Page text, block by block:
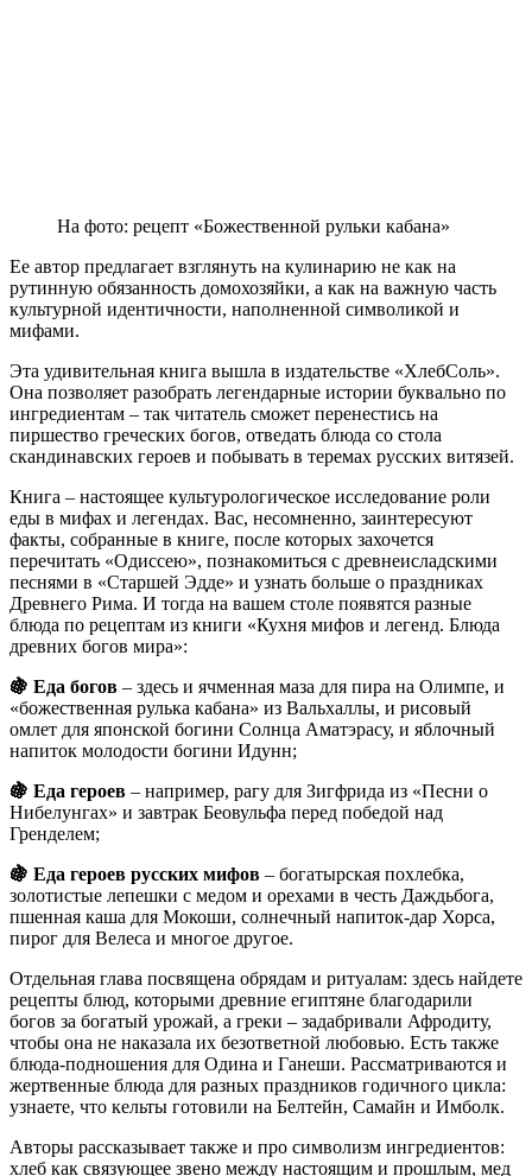
На фото: рецепт «Божественной рульки кабана»
Ее автор предлагает взглянуть на кулинарию не как на
рутинную обязанность домохозяйки, а как на важную часть
культурной идентичности, наполненной символикой и
мифами.
Эта удивительная книга вышла в издательстве «ХлебСоль».
Она позволяет разобрать легендарные истории буквально по
ингредиентам – так читатель сможет перенестись на
пиршество греческих богов, отведать блюда со стола
скандинавских героев и побывать в теремах русских витязей.
Книга – настоящее культурологическое исследование роли
еды в мифах и легендах. Вас, несомненно, заинтересуют
факты, собранные в книге, после которых захочется
перечитать «Одиссею», познакомиться с древнеисладскими
песнями в «Старшей Эдде» и узнать больше о праздниках
Древнего Рима. И тогда на вашем столе появятся разные
блюда по рецептам из книги «Кухня мифов и легенд. Блюда
древних богов мира»:
🍇 Еда богов – здесь и ячменная маза для пира на Олимпе, и
«божественная рулька кабана» из Вальхаллы, и рисовый
омлет для японской богини Солнца Аматэрасу, и яблочный
напиток молодости богини Идунн;
🍇 Еда героев – например, рагу для Зигфрида из «Песни о
Нибелунгах» и завтрак Беовульфа перед победой над
Гренделем;
🍇 Еда героев русских мифов – богатырская похлебка,
золотистые лепешки с медом и орехами в честь Даждьбога,
пшенная каша для Мокоши, солнечный напиток-дар Хорса,
пирог для Велеса и многое другое.
Отдельная глава посвящена обрядам и ритуалам: здесь найдете
рецепты блюд, которыми древние египтяне благодарили
богов за богатый урожай, а греки – задабривали Афродиту,
чтобы она не наказала их безответной любовью. Есть также
блюда-подношения для Одина и Ганеши. Рассматриваются и
жертвенные блюда для разных праздников годичного цикла:
узнаете, что кельты готовили на Белтейн, Самайн и Имболк.
Авторы рассказывает также и про символизм ингредиентов:
хлеб как связующее звено между настоящим и прошлым, мед